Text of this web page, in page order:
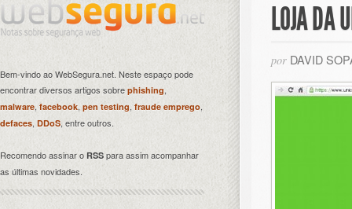
LOJA DA
por DAVID
Bem-vindo ao WebSegura.net. Neste espaço pode
encontrar diversos artigos sobre phishing,
malware, facebook, pen testing fraude emprego,
defaces, DDoS, entre outros.
Recomendo assinar o RSS para assim acompanhar
as últimas novidades.